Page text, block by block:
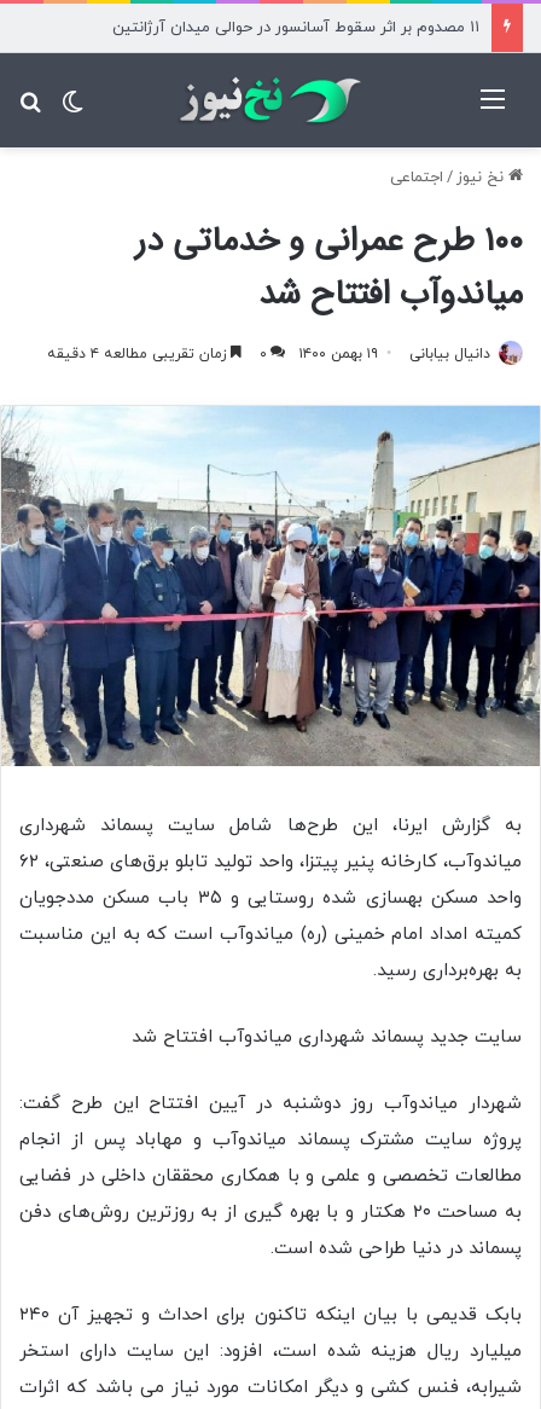
۱۱ مصدوم بر اثر سقوط آسانسور در حوالی میدان آرژانتین
نخ نیوز / اجتماعی
۱۰۰ طرح عمرانی و خدماتی در
میاندوآب افتتاح شد
دانیال بیابانی ۱۹ بهمن ۱۴۰۰ ۰ زمان تقریبی مطالعه ۴ دقیقه
به گزارش ایرنا، این طرح‌ها شامل سایت پسماند شهرداری
میاندوآب، کارخانه پنیر پیتزا، واحد تولید تابلو برق‌های صنعتی، ۶۲
واحد مسکن بهسازی شده روستایی و ۳۵ باب مسکن مددجویان
کمیته امداد امام خمینی (ره) میاندوآب است که به این مناسبت
به بهره‌برداری رسید.
سایت جدید پسماند شهرداری میاندوآب افتتاح شد
شهردار میاندوآب روز دوشنبه در آیین افتتاح این طرح‌ گفت:
پروژه سایت مشترک پسماند میاندوآب و مهاباد پس از انجام
مطالعات تخصصی و علمی و با همکاری محققان داخلی در فضایی
به مساحت ۲۰ هکتار و با بهره گیری از به روزترین روش‌های دفن
پسماند در دنیا طراحی شده است.
بابک قدیمی با بیان اینکه تاکنون برای احداث و تجهیز آن ۲۴۰
میلیارد ریال هزینه شده است، افزود: این سایت دارای استخر
شیرابه، فنس کشی و دیگر امکانات مورد نیاز می باشد که اثرات